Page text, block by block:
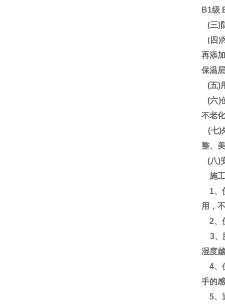
B1级
(三)
(四)
再添
保温
(五)
(六)
不老
(七)
整、
(八)
施
1、
用，
2、
3、
湿度
4、
手的
5、